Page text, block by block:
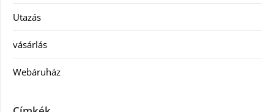
Utazás
vásárlás
Webáruház